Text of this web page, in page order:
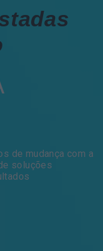
de mudança com a
soluções